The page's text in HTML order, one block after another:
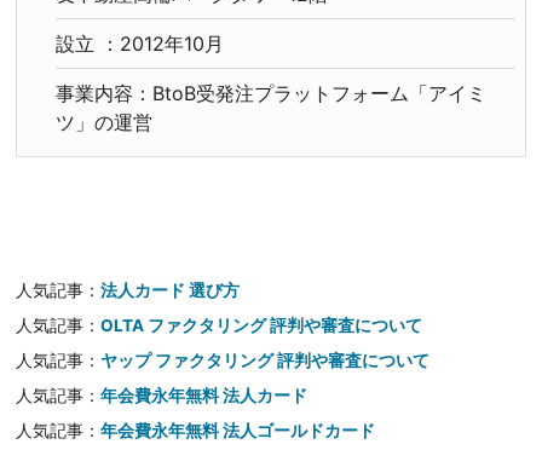
設立 ：2012年10月
事業内容：BtoB受発注プラットフォーム「アイミ
ツ」の運営
人気記事：法人カード 選び方
人気記事：OLTA ファクタリング 評判や審査について
人気記事： ヤップ ファクタリング 評判や審査について
人気記事：年会費永年無料 法人カード
人気記事：年会費永年無料 法人ゴールドカード